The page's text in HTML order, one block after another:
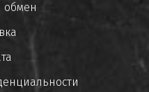
обмен